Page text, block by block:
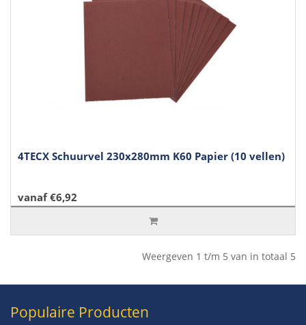
4TECX Schuurvel 230x280mm K60 Papier (10 vellen)
vanaf €6,92
Weergeven 1 t/m 5 van in totaal 5
Populaire Producten